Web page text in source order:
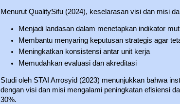
Menurut QualitySifu (2024), keselarasan visi dan misi
Menjadi landasan dalam menetapkan indikator
Membantu menyaring keputusan strategis agar
Meningkatkan konsistensi antar unit kerja
Memudahkan evaluasi dan akreditasi
Studi oleh STAI Arrosyid (2023) menunjukkan bahwa
dengan visi dan misi mengalami peningkatan efisiensi
30%.